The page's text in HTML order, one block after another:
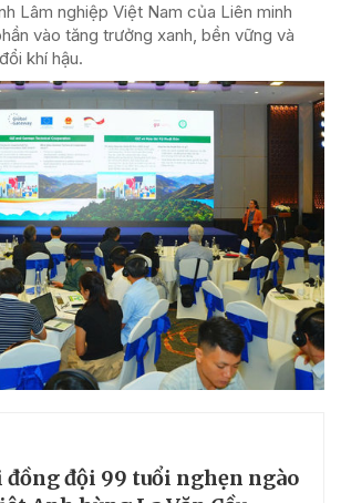
Lâm nghiệp Việt Nam của Liên minh
vào tăng trưởng xanh, bền vững và
khí hậu.
đồng đội 99 tuổi nghẹn ngào